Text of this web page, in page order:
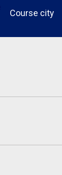
Course city